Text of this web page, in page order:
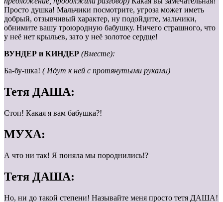
Просто душка! Мальчики посмотрите, угроза может иметь
добрый, отзывчивый характер, ну подойдите, мальчики,
обнимите вашу троюродную бабушку. Ничего страшного, что
у неё нет крыльев, зато у неё золотое сердце!
ВУНДЕР и КИНДЕР (Вместе):
Ба-бу-шка! ( Идут к ней с протянутыми руками)
Тетя ДАША:
Стоп! Какая я вам бабушка?!
МУХА:
А что ни так! Я поняла мы породнились!?
Тетя ДАША:
Но, ни до такой степени! Называйте меня просто тетя ДАША!